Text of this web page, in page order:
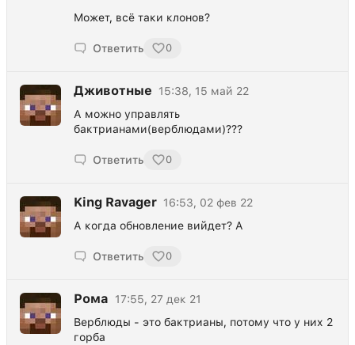
Может, всё таки клонов?
Ответить 0
Дживотные
15:38, 15 май 22
А можно управлять
бактрианами(верблюдами)???
Ответить 0
King Ravager 16:53, 02 фев 22
А когда обновление вийдет? А
Ответить 0
Рома
17:55, 27 дек 21
Верблюды - это бактрианы, потому что у них 2
горба